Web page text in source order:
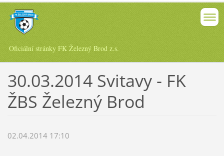
Oficiální stránky FK Železný Brod z.s.
30.03.2014 Svitavy - FK
ŽBS Železný Brod
02.04.2014 17:10